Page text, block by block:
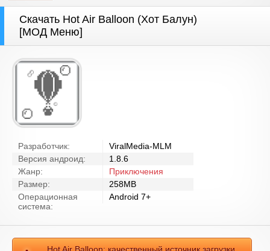
Скачать Hot Air Balloon (Хот Балун)
[МОД Меню]
Разработчик:
ViralMedia-MLM
Версия андроид:
1.8.6
Жанр:
Приключения
Размер:
258MB
Операционная
система:
Android 7+